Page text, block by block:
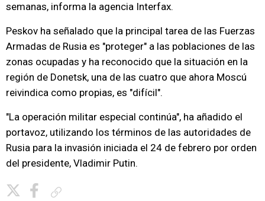
semanas, informa la agencia Interfax.
Peskov ha señalado que la principal tarea de las Fuerzas
Armadas de Rusia es "proteger" a las poblaciones de las
zonas ocupadas y ha reconocido que la situación en la
región de Donetsk, una de las cuatro que ahora Moscú
reivindica como propias, es "difícil".
"La operación militar especial continúa", ha añadido el
portavoz, utilizando los términos de las autoridades de
Rusia para la invasión iniciada el 24 de febrero por orden
del presidente, Vladimir Putin.